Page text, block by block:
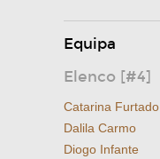
Equipa
Elenco [#4]
Catarina Furtado
Dalila Carmo
Diogo Infante